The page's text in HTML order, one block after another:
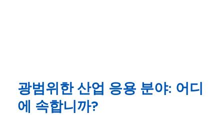
광범위한 산업 응용 분야: 어디
에 속합니까?